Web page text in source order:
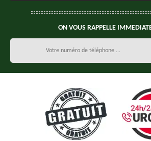
ON VOUS RAPPELLE